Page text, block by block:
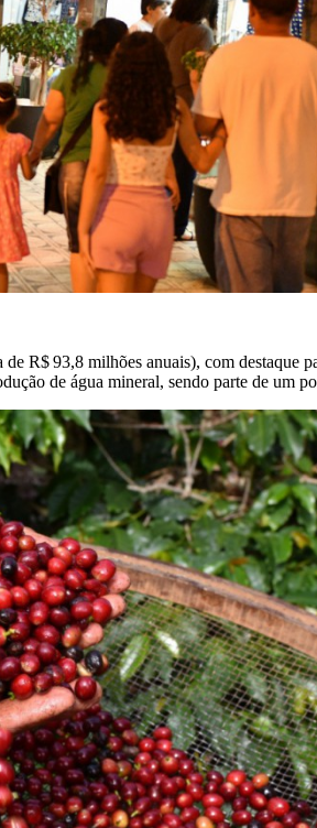
R$ 93,8 milhões anuais), com
de água mineral, sendo parte de um